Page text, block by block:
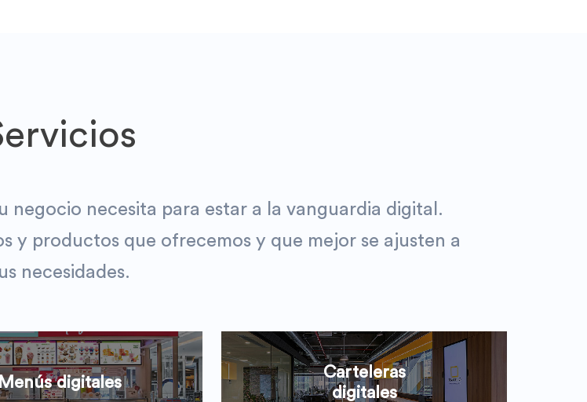
negocio necesita para estar a la vanguardia digital.
y productos que ofrecemos y que mejor se ajusten a
necesidades.
digitales
Carteleras
digitales